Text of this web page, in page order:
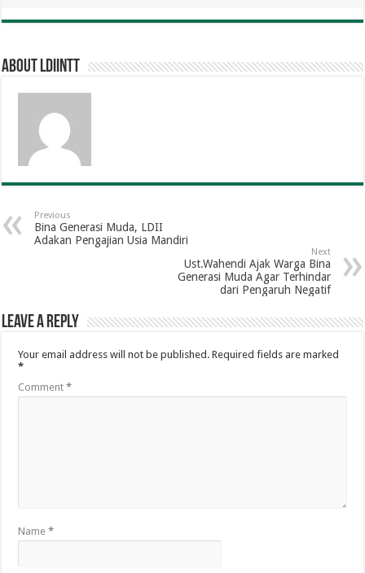
About ldiintt
Previous
Bina Generasi Muda, LDII
Adakan Pengajian Usia Mandiri
Next
Ust.Wahendi Ajak Warga Bina
Generasi Muda Agar Terhindar
dari Pengaruh Negatif
Leave a Reply
Your email address will not be published. Required fields are marked
*
Comment*
Name*